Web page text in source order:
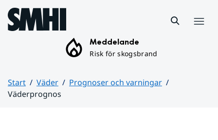
Hoppa till sidans innehåll
Meddelande
Risk för skogsbrand
Start Väder
Prognoser och varningar
Väderprognos